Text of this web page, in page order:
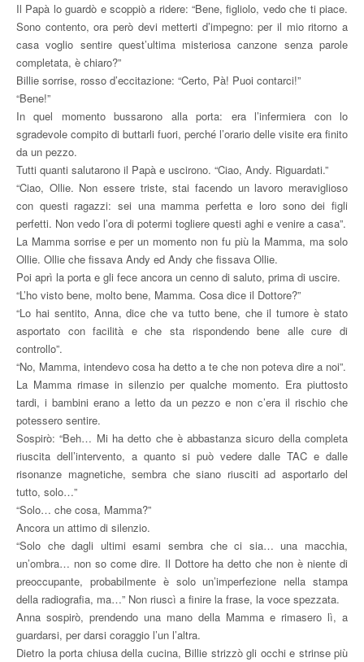
Il Papà lo guardò e scoppiò a ridere: “Bene, figliolo, vedo che ti piace.
Sono contento, ora però devi metterti d’impegno: per il mio ritorno a
casa voglio sentire quest’ultima misteriosa canzone senza parole
completata, è chiaro?”
Billie sorrise, rosso d’eccitazione: “Certo, Pà! Puoi contarci!”
“Bene!”
In quel momento bussarono alla porta: era l’infermiera con lo
sgradevole compito di buttarli fuori, perché l’orario delle visite era finito
da un pezzo.
Tutti quanti salutarono il Papà e uscirono. “Ciao, Andy. Riguardati.”
“Ciao, Ollie. Non essere triste, stai facendo un lavoro meraviglioso
con questi ragazzi: sei una mamma perfetta e loro sono dei figli
perfetti. Non vedo l’ora di potermi togliere questi aghi e venire a casa”.
La Mamma sorrise e per un momento non fu più la Mamma, ma solo
Ollie. Ollie che fissava Andy ed Andy che fissava Ollie.
Poi aprì la porta e gli fece ancora un cenno di saluto, prima di uscire.
“L’ho visto bene, molto bene, Mamma. Cosa dice il Dottore?”
“Lo hai sentito, Anna, dice che va tutto bene, che il tumore è stato
asportato con facilità e che sta rispondendo bene alle cure di
controllo”.
“No, Mamma, intendevo cosa ha detto a te che non poteva dire a noi”.
La Mamma rimase in silenzio per qualche momento. Era piuttosto
tardi, i bambini erano a letto da un pezzo e non c’era il rischio che
potessero sentire.
Sospirò: “Beh… Mi ha detto che è abbastanza sicuro della completa
riuscita dell’intervento, a quanto si può vedere dalle TAC e dalle
risonanze magnetiche, sembra che siano riusciti ad asportarlo del
tutto, solo…”
“Solo… che cosa, Mamma?”
Ancora un attimo di silenzio.
“Solo che dagli ultimi esami sembra che ci sia… una macchia,
un’ombra… non so come dire. Il Dottore ha detto che non è niente di
preoccupante, probabilmente è solo un’imperfezione nella stampa
della radiografia, ma…” Non riuscì a finire la frase, la voce spezzata.
Anna sospirò, prendendo una mano della Mamma e rimasero lì, a
guardarsi, per darsi coraggio l’un l’altra.
Dietro la porta chiusa della cucina, Billie strizzò gli occhi e strinse più